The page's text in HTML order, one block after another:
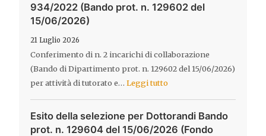
934/2022 (Bando prot. n. 129602 del
15/06/2026)
21 Luglio 2026
Conferimento di n. 2 incarichi di collaborazione
(Bando di Dipartimento prot. n. 129602 del 15/06/2026)
per attività di tutorato e…Leggi tutto
Esito della selezione per Dottorandi Bando
prot. n. 129604 del 15/06/2026 (Fondo